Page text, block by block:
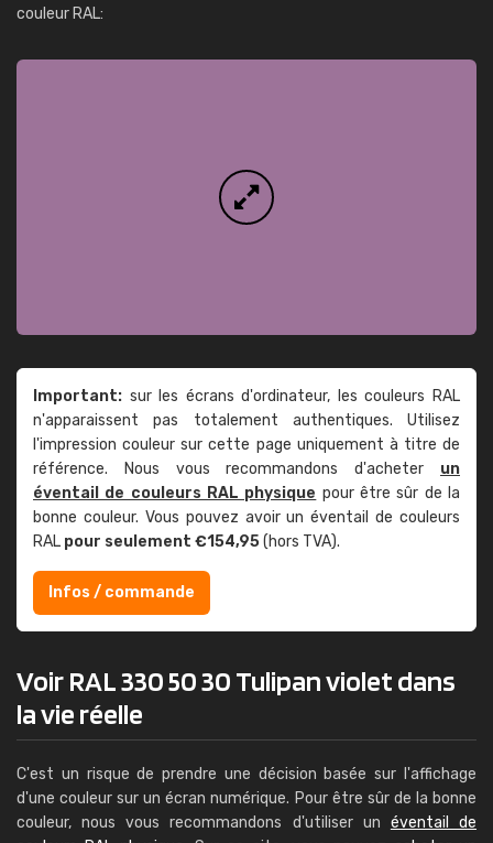
couleur RAL:
Important: sur les écrans d'ordinateur, les couleurs RAL
n'apparaissent pas totalement authentiques. Utilisez
l'impression couleur sur cette page uniquement à titre de
référence. Nous vous recommandons d'acheter un
éventail de couleurs RAL physique pour être sûr de la
bonne couleur. Vous pouvez avoir un éventail de couleurs
RAL pour seulement €154,95(hors TVA).
Infos / commande
Voir RAL 330 50 30 Tulipan violet dans
la vie réelle
C'est un risque de prendre une décision basée sur l'affichage
d'une couleur sur un écran numérique. Pour être sûr de la bonne
couleur, nous vous recommandons d'utiliser un éventail de